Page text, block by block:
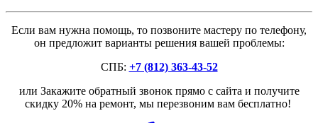
Если вам нужна помощь, то позвоните мастеру по телефону,
он предложит варианты решения вашей проблемы:
СПБ: +7 (812) 363-43-52
или Закажите обратный звонок прямо с сайта и получите
скидку 20% на ремонт, мы перезвоним вам бесплатно!